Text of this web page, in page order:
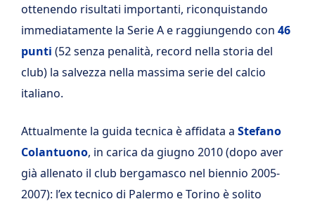
ottenendo risultati importanti, riconquistando
immediatamente la Serie A e raggiungendo con 46
punti (52 senza penalità, record nella storia del
club) la salvezza nella massima serie del calcio
italiano.
Attualmente la guida tecnica è affidata a Stefano
Colantuono, in carica da giugno 2010 (dopo aver
già allenato il club bergamasco nel biennio 2005-
2007): l’ex tecnico di Palermo e Torino è solito